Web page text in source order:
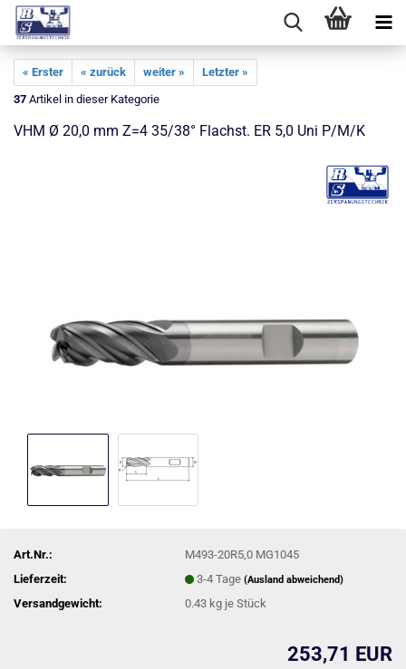
« Erster « zurück weiter »
Letzter »
37 Artikel in dieser Kategorie
VHM Ø 20,0 mm Z=4 35/38° Flachst. ER 5,0 Uni P/M/K
Art.Nr.:
M493-20R5,0 MG1045
Lieferzeit:
3-4 Tage(Ausland abweichend)
Versandgewicht: 0.43 kg je Stück
253,71 EUR